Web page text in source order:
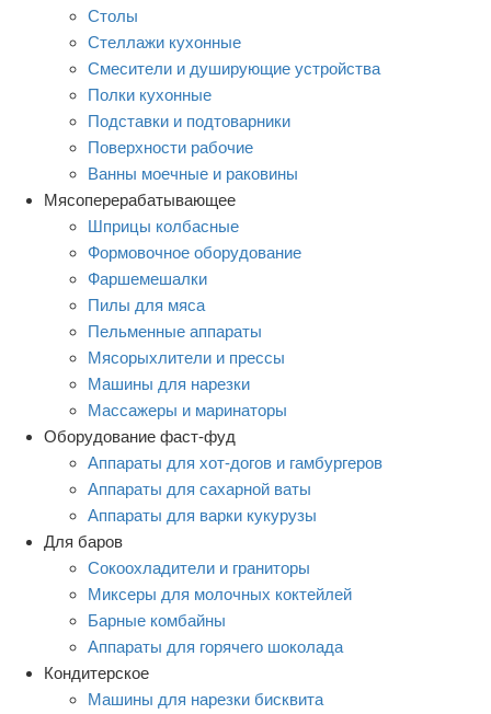
Столы
Стеллажи кухонные
Смесители и душирующие устройства
Полки кухонные
Подставки и подтоварники
Поверхности рабочие
Ванны моечные и раковины
Мясоперерабатывающее
Шприцы колбасные
Формовочное оборудование
Фаршемешалки
Пилы для мяса
Пельменные аппараты
Мясорыхлители и прессы
Машины для нарезки
Массажеры и маринаторы
Оборудование фаст-фуд
Аппараты для хот-догов и гамбургеров
Аппараты для сахарной ваты
Аппараты для варки кукурузы
Для баров
Сокоохладители и граниторы
Миксеры для молочных коктейлей
Барные комбайны
Аппараты для горячего шоколада
Кондитерское
Машины для нарезки бисквита